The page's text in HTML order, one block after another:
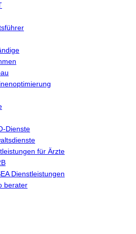
Dienste
für Ärzte
Dienstleistungen
berater